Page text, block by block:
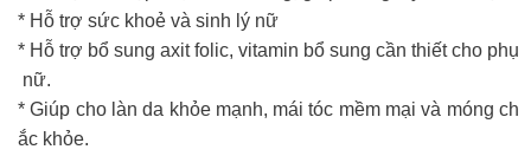
* Hỗ trợ sức khoẻ và sinh lý nữ
* Hỗ trợ bổ sung axit folic, vitamin bổ sung cần thiết cho phụ
nữ.
* Giúp cho làn da khỏe mạnh, mái tóc mềm mại và móng ch
ắc khỏe.